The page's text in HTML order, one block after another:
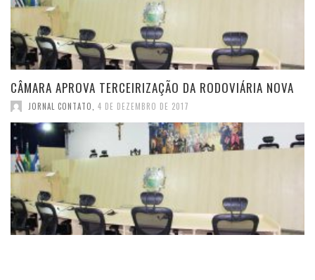
CÂMARA APROVA TERCEIRIZAÇÃO DA RODOVIÁRIA NOVA
JORNAL CONTATO 4 DE DEZEMBRO DE 2017